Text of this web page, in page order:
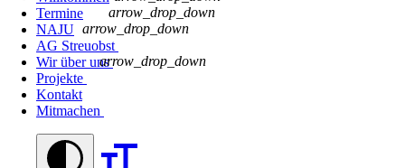
Termine
NAJU
AG Streuobst
Wir über uns
arrow_drop_down
Projekte
arrow_drop_down
Kontakt
Mitmachen
arrow_drop_down